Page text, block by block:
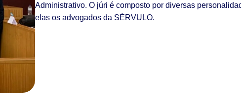
Administrativo. O júri é composto por diversas
elas os advogados da SÉRVULO.